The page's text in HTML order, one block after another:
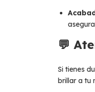
💬
Si tienes
brillar a tu